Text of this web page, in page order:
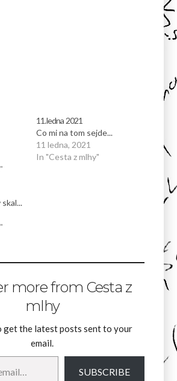
11.ledna 2021
Co mi na tom sejde...
11 ledna, 2021
In "Cesta z mlhy"
more from Cesta z
mlhy
get the latest posts sent to your
email.
SUBSCRIBE